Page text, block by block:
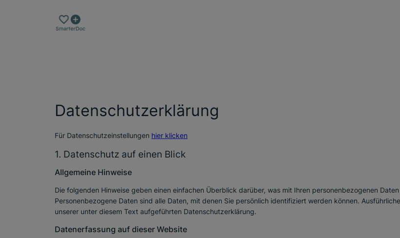
Datenschutz­erklärung
Für Datenschutzeinstellungen hier klicken
1. Datenschutz auf einen Blick
Allgemeine Hinweise
Die folgenden Hinweise geben einen einfachen Überblick darüber, was mit Ihren personenbezogenen
Personenbezogene Daten sind alle Daten, mit denen Sie persönlich identifiziert werden können.
unserer unter diesem Text aufgeführten Datenschutzerklärung.
Datenerfassung auf dieser Website